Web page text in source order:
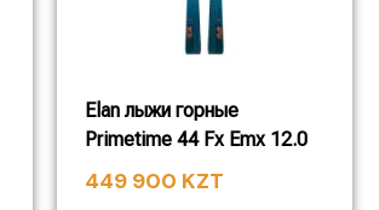
Elan лыжи горные
Primetime 44 Fx Emx 12.0
449 900 KZT